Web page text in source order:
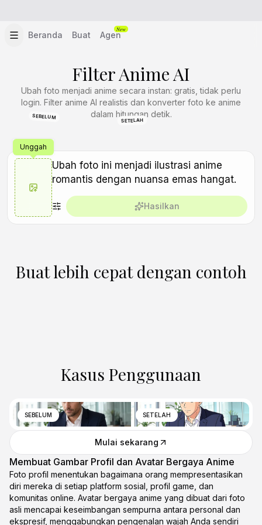
Beranda Buat Agen
New
Filter Anime AI
Ubah foto menjadi anime secara instan: gratis, tidak perlu
login. Filter anime AI realistis dan konverter foto ke anime
dalam hitungan detik.
SEBELUM SETELAH
Unggah
Hasilkan
Buat lebih cepat dengan contoh
Kasus Penggunaan
SEBELUM SETELAH
Membuat Gambar Profil dan Avatar Bergaya Anime
Foto profil menentukan bagaimana orang mempresentasikan
diri mereka di setiap platform sosial, profil game, dan
komunitas online. Avatar bergaya anime yang dibuat dari foto
asli mencapai keseimbangan sempurna antara personal dan
ekspresif, menggabungkan pengenalan wajah Anda sendiri
Mulai sekarang